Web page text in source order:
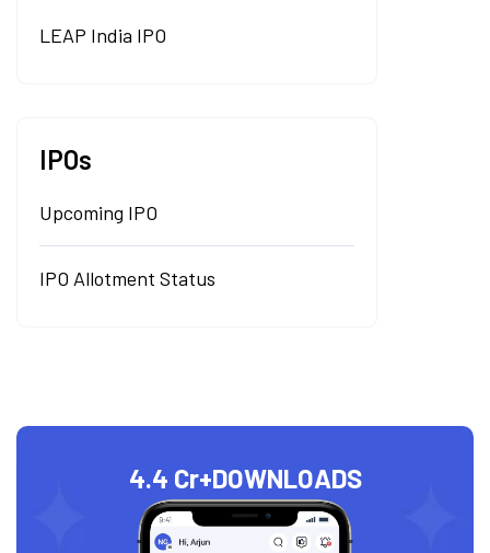
LEAP India IPO
IPOs
Upcoming IPO
IPO Allotment Status
4.4 Cr+DOWNLOADS